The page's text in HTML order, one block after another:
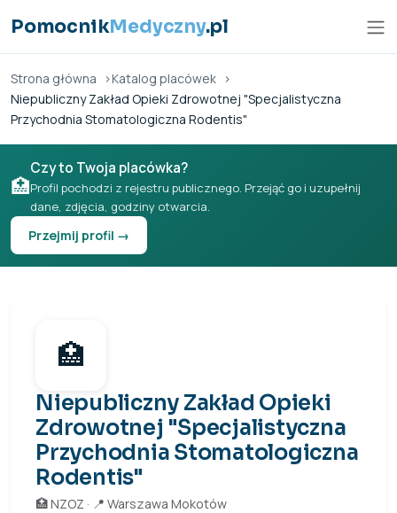
PomocnikMedyczny.pl
Strona główna
Katalog placówek
Niepubliczny Zakład Opieki Zdrowotnej "Specjalistyczna
Przychodnia Stomatologiczna Rodentis"
🏥
Czy to Twoja placówka?
Profil pochodzi z rejestru publicznego. Przejąć go i uzupełnij
dane, zdjęcia, godziny otwarcia.
Przejmij profil →
🏥
Niepubliczny Zakład Opieki
Zdrowotnej "Specjalistyczna
Przychodnia Stomatologiczna
Rodentis"
🏥 NZOZ · 📍 Warszawa Mokotów